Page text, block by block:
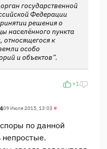
государственной
Федерации
решения о
населённого пункта
относящегося к
особо
и объектов”.
+1
09 Июля 2015, 13:03 #
по данной
непростые.